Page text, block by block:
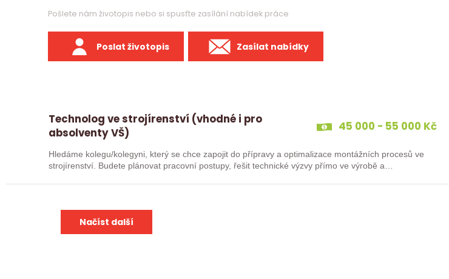
Pošlete nám životopis nebo si spusťte zasílání nabídek práce
Poslat životopis Zasílat nabídky
Technolog ve strojírenství (vhodné i pro
absolventy VŠ)
45 000 - 55 000 Kč
Hledáme kolegu/kolegyni, který se chce zapojit do přípravy a optimalizace montážních procesů ve
strojírenství. Budete plánovat pracovní postupy, řešit technické výzvy přímo ve výrobě a
Načíst další